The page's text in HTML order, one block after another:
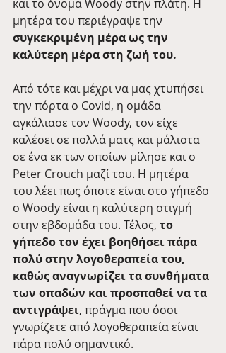
και το όνομα Woody στην πλάτη. Η
μητέρα του περιέγραψε την
συγκεκριμένη μέρα ως την
καλύτερη μέρα στη ζωή του.
Από τότε και μέχρι να μας χτυπήσει
την πόρτα o Covid, η ομάδα
αγκάλιασε τον Woody, τον είχε
καλέσει σε πολλά ματς και μάλιστα
σε ένα εκ των οποίων μίλησε και ο
Peter Crouch μαζί του. Η μητέρα
του λέει πως όποτε είναι στο γήπεδο
ο Woody είναι η καλύτερη στιγμή
στην εβδομάδα του. Τέλος, το
γήπεδο τον έχει βοηθήσει πάρα
πολύ στην λογοθεραπεία του,
καθώς αναγνωρίζει τα συνθήματα
των οπαδών και προσπαθεί να τα
αντιγράψει, πράγμα που όσοι
γνωρίζετε από λογοθεραπεία είναι
πάρα πολύ σημαντικό.